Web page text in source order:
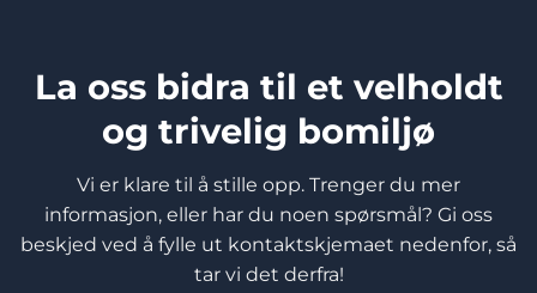
La oss bidra til et velholdt
og trivelig bomiljø
Vi er klare til å stille opp. Trenger du mer
informasjon, eller har du noen spørsmål? Gi oss
beskjed ved å fylle ut kontaktskjemaet nedenfor, så
tar vi det derfra!